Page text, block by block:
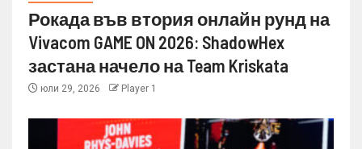
Рокада във втория онлайн рунд на
Vivacom GAME ON 2026: ShadowHex
застана начело на Team Kriskata
юли 29, 2026 Player 1